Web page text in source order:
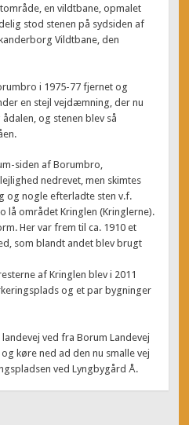
en vildtbane, opmalet
stod stenen på sydsiden af
Vildtbane, den
i 1975-77 fjernet og
en stejl vejdæmning, der nu
og stenen blev så
siden af Borumbro,
nedrevet, men skimtes
og nogle efterladte sten v.f.
lå området Kringlen (Kringlerne).
Her var frem til ca. 1910 et
som blandt andet blev brugt
af Kringlen blev i 2011
og et par bygninger
ved fra Borum Landevej
køre ned ad den nu smalle vej
ved Lyngbygård Å.